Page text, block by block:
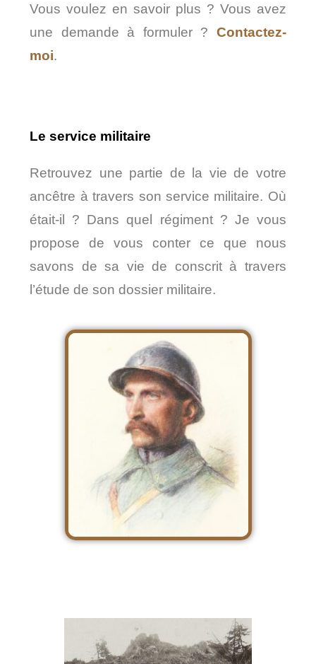
Vous voulez en savoir plus ? Vous avez
une demande à formuler ? Contactez-
moi.
Le service militaire
Retrouvez une partie de la vie de votre
ancêtre à travers son service militaire. Où
était-il ? Dans quel régiment ? Je vous
propose de vous conter ce que nous
savons de sa vie de conscrit à travers
l’étude de son dossier militaire.